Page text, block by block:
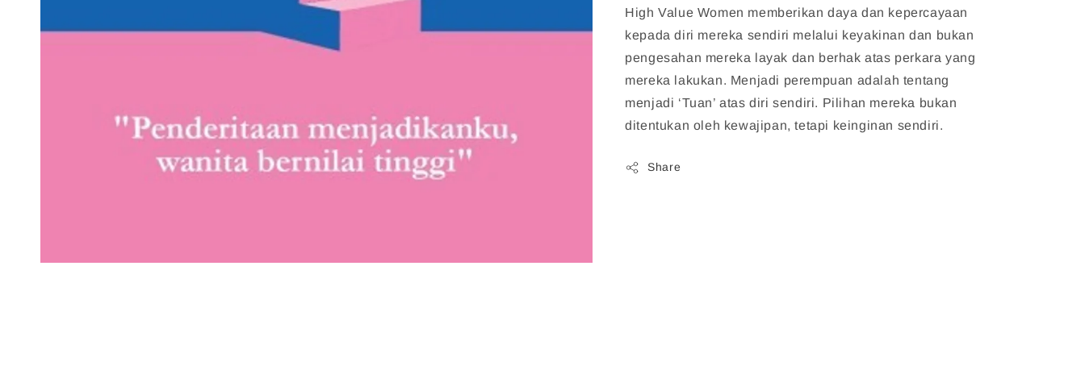
High Value Women memberikan daya dan kepercayaan
kepada diri mereka sendiri melalui keyakinan dan bukan
pengesahan mereka layak dan berhak atas perkara yang
mereka lakukan. Menjadi perempuan adalah tentang
menjadi ‘Tuan’ atas diri sendiri. Pilihan mereka bukan
ditentukan oleh kewajipan, tetapi keinginan sendiri.
Share